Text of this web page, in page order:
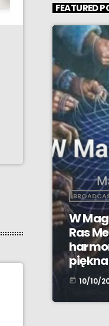
FEATURED
W
Ras
today 10/10/